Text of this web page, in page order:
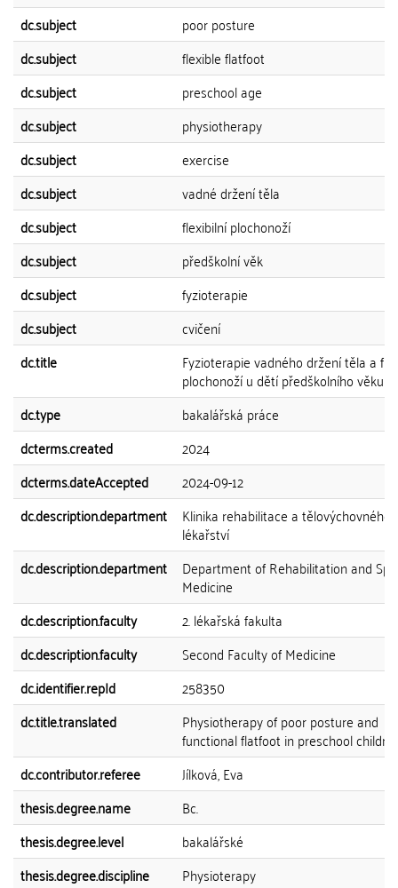
dc.subject
poor posture
dc.subject
flexible flatfoot
dc.subject
preschool age
dc.subject
physiotherapy
dc.subject
exercise
dc.subject
vadné držení těla
dc.subject
flexibilní plochonoží
dc.subject
předškolní věk
dc.subject
fyzioterapie
dc.subject
cvičení
dc.title
Fyzioterapie vadného držení těla a
plochonoží u dětí předškolního věku
dc.type
bakalářská práce
dcterms.created
2024
dcterms.dateAccepted
2024-09-12
dc.description.department
Klinika rehabilitace a tělovýchovného
lékařství
dc.description.department
Department of Rehabilitation and
Medicine
dc.description.faculty
2. lékařská fakulta
dc.description.faculty
Second Faculty of Medicine
dc.identifier.repId
258350
dc.title.translated
Physiotherapy of poor posture and
functional flatfoot in preschool
dc.contributor.referee
Jílková, Eva
thesis.degree.name
Bc.
thesis.degree.level
bakalářské
thesis.degree.discipline
Physioterapy